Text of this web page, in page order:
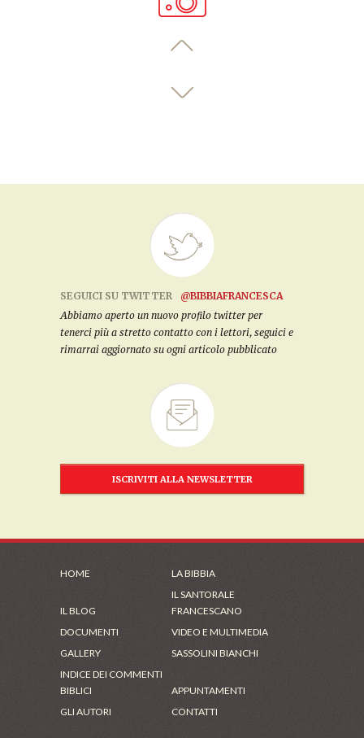
SEGUICI SU TWITTER
@BIBBIAFRANCESCA
Abbiamo aperto un nuovo profilo twitter per
tenerci più a stretto contatto con i lettori, seguici e
rimarrai aggiornato su ogni articolo pubblicato
ISCRIVITI ALLA NEWSLETTER
HOME LA BIBBIA
IL BLOG
IL SANTORALE
FRANCESCANO
DOCUMENTI
VIDEO E MULTIMEDIA
GALLERY
SASSOLINI BIANCHI
INDICE DEI COMMENTI
BIBLICI
APPUNTAMENTI
GLI AUTORI
CONTATTI